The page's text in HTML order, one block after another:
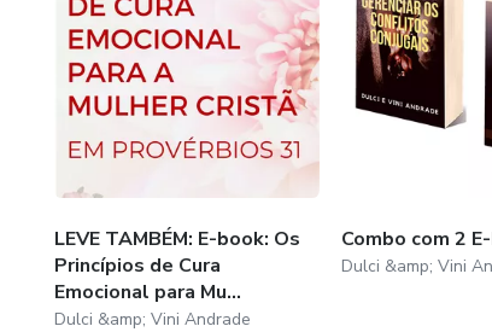
LEVE TAMBÉM: E-book: Os
Princípios de Cura
Emocional para Mu...
Dulci &amp; Vini Andrade
Combo com 2
Dulci &amp; Vini